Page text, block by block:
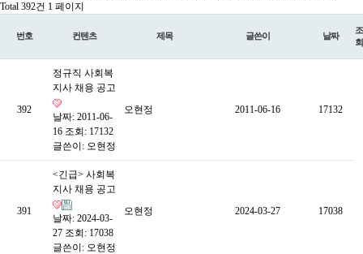
Total 392건 1 페이지
번호 컨텐츠 제목 글쓴이 날짜
조
회
392
정규직 사회복
지사 채용 공고
날짜: 2011-06-
16 조회: 17132
글쓴이: 오현정
오현정 2011-06-16 17132
391
<긴급> 사회복
지사 채용 공고
날짜: 2024-03-
27 조회: 17038
글쓴이: 오현정
오현정 2024-03-27 17038